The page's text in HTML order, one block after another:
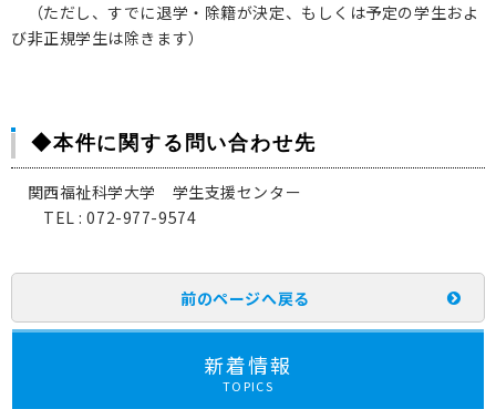
（ただし、すでに退学・除籍が決定、もしくは予定の学生およ
び非正規学生は除きます）
◆本件に関する問い合わせ先
関西福祉科学大学 学生支援センター
TEL : 072-977-9574
前のページへ戻る
新着情報
TOPICS